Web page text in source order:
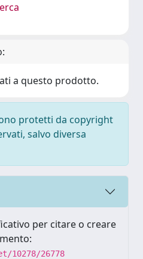
a questo prodotto.
protetti da copyright
salvo diversa
per citare o creare
10278/26778